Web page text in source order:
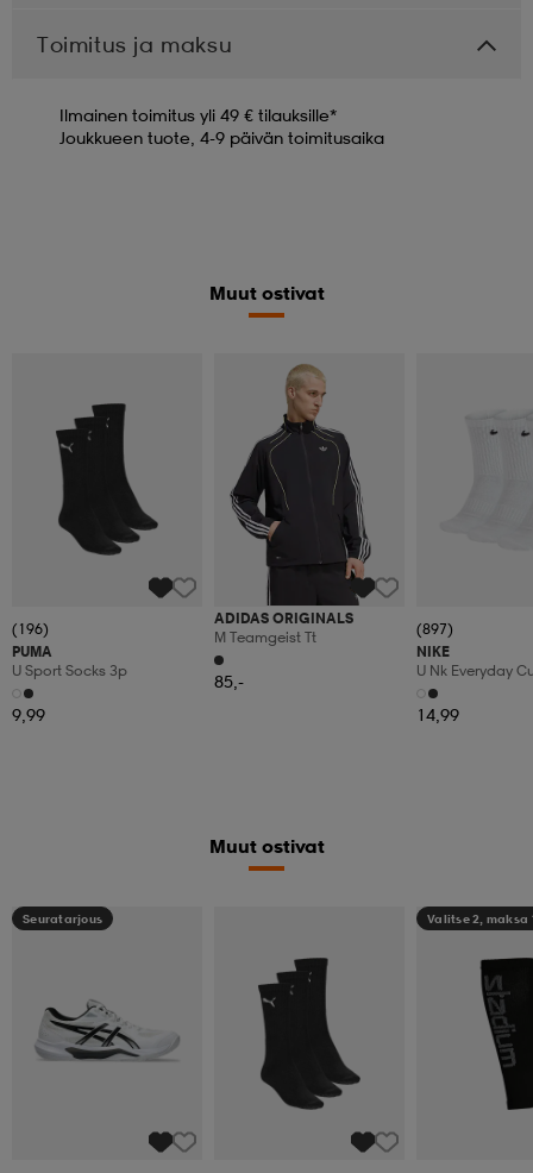
Toimitus ja maksu
Ilmainen toimitus yli 49 € tilauksille*
Joukkueen tuote, 4-9 päivän toimitusaika
Muut ostivat
(196)
PUMA
U Sport Socks 3p
9,99
ADIDAS ORIGINALS
M Teamgeist Tt
85,-
(897)
NIKE
U Nk Everyday
3pr
14,99
Muut ostivat
Seuratarjous Valitse 2, maksa